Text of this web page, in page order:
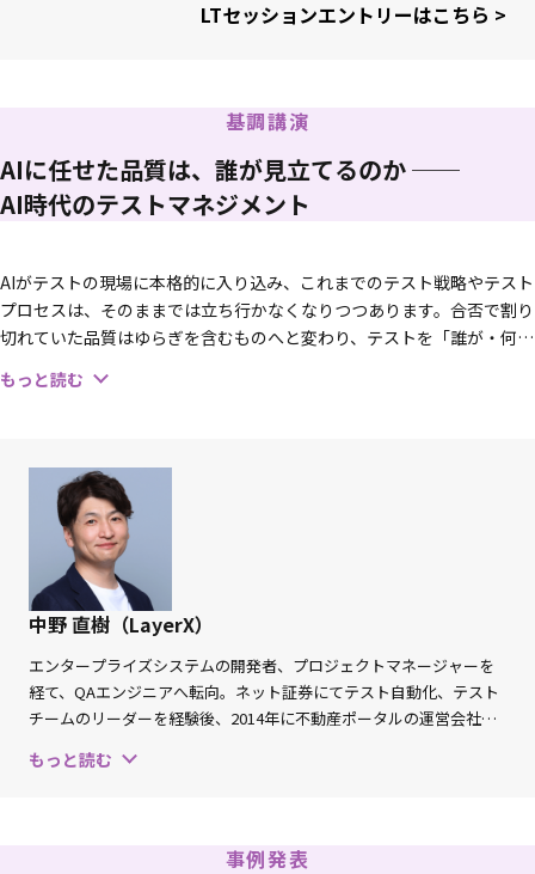
LTセッションエントリーはこちら >
基調講演
AIに任せた品質は、誰が見立てるのか ──
AI時代のテストマネジメント
AIがテストの現場に本格的に入り込み、これまでのテスト戦略やテスト
プロセスは、そのままでは立ち行かなくなりつつあります。合否で割り
切れていた品質はゆらぎを含むものへと変わり、テストを「誰が・何
います。
す。リスクに基づいて優先順位をつけ、カバレッジを見立て、品質を関
係者に説明する——こうしたテストマネジメントの基本は、自律的に動
く部分が増えるからこそ、立ち戻れる拠りどころとして重みを増しま
どこまで任せるか、任せた先の品質を誰がどう見立てるか。お持ち帰り
いただきたいのは答えではなく、明日からご自身のチームのテスト戦略
を見直すための問いと気づきです。変化の激しい時代だからこそ、確か
な拠りどころとなるマネジメントの視点を武器に、新しいQAの形をご
自身で描き出すためのヒントとなれば幸いです。
もっと読む
中野 直樹（LayerX）
エンタープライズシステムの開発者、プロジェクトマネージャーを
経て、QAエンジニアへ転向。ネット証券にてテスト自動化、テスト
チームのリーダーを経験後、2014年に不動産ポータルの運営会社に
品質改善の仕組み作りに従事。2023年4月よりLayerXに入社し、QA
もっと読む
事例発表